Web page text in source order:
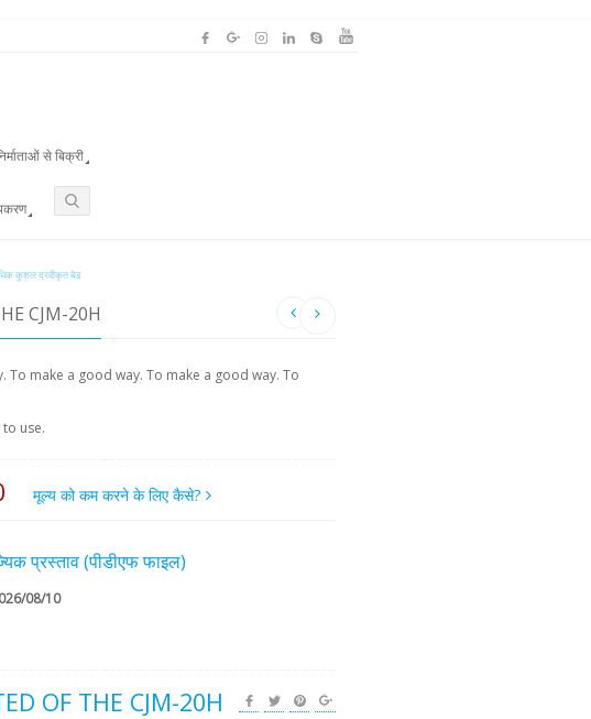
से बिक्री
कुशल द्रवीकृत बेड
CJM-20H
To make a good way. To make a good way. To
use.
मूल्य को कम करने के लिए कैसे?
प्रस्ताव (पीडीएफ फाइल)
08/10
OF THE CJM-20H